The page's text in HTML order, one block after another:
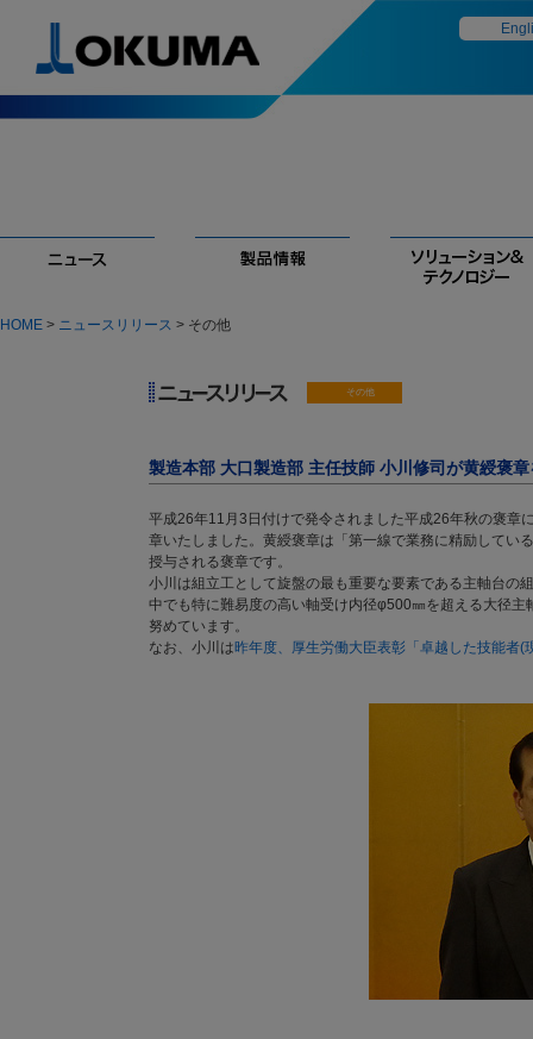
HOME > ニュースリリース > その他
製造本部 大口製造部 主任技師 小川修司が黄綬褒
平成26年11月3日付けで発令されました平成26年秋の褒章
章いたしました。黄綬褒章は「第一線で業務に精励してい
授与される褒章です。
小川は組立工として旋盤の最も重要な要素である主軸台の
中でも特に難易度の高い軸受け内径φ500㎜を超える大径
努めています。
なお、小川は昨年度、厚生労働大臣表彰「卓越した技能者(